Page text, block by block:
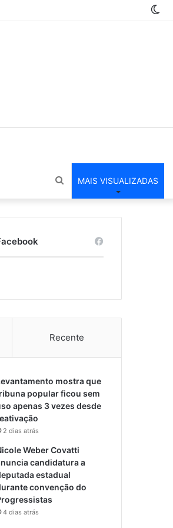
MAIS VISUALIZADAS
Procurar
por
Recente
mostra que
popular ficou sem
apenas 3 vezes desde
2 dias atrás
Weber Covatti
candidatura a
estadual
convenção do
4 dias atrás